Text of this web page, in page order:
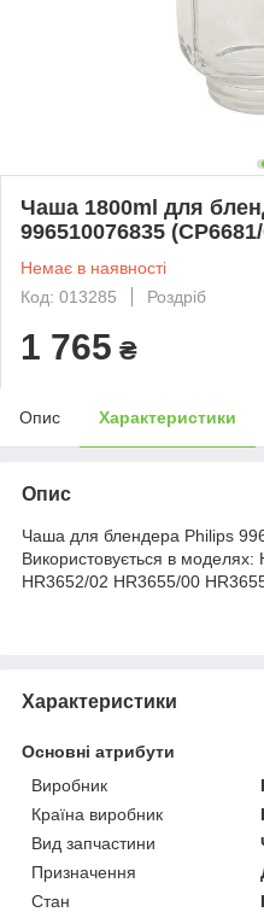
Чаша 1800ml для
996510076835
Немає в наявності
Код: 013285
Роздріб
1 765 ₴
Опис Характеристики
Опис
Чаша для блендера Philips
Використовується в
HR3652/02 HR3655/00
Характеристики
Основні атрибути
Виробник
Країна виробник
Вид запчастини
Призначення
Стан